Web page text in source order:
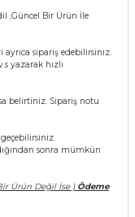
,Güncel Bir Ürün İle
ayrıca sipariş edebilirsiniz.
yazarak hızlı
belirtiniz. Sipariş notu
sonra mümkün
Ürün Değil İse ) Ödeme